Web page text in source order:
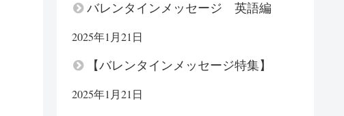
バレンタインメッセージ 英語編
2025年1月21日
【バレンタインメッセージ特集】
2025年1月21日